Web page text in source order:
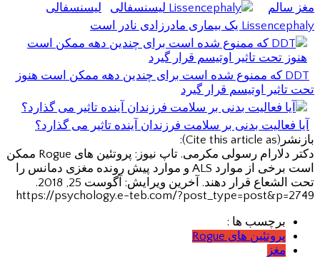
مغز سالم
لیسنسفالی
Lissencephaly یک بیماری مادرزادی نادر است
DDT که ممنوع شده است برای چندین دهه ممکن است هنوز
تحت تاثیر اوتیسم قرار گیرد
آیا فعالیت بدنی بر سلامت فرزندان آینده تاثیر می گذارد؟
بازنشر(Cite this article as):
دکتر دلارام رسولی مکرمی. تاپ نیوز: پروتئین های Rogue ممکن
است برخی از موارد ALS و موارد پیش رونده مغزی دمانس را
تحت الشعاع قرار دهند. آخرین ویرایش: آگوست 25, 2018.
https://psychology.e-teb.com/?post_type=post&p=2749
برچسب ها :
پروتئین های Rogue
مغز